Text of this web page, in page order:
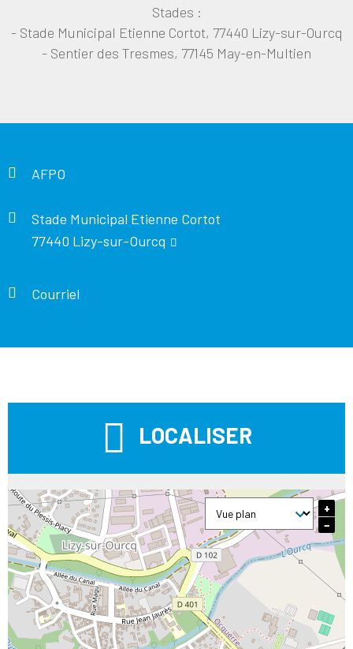
Stades :
- Stade Municipal Etienne Cortot, 77440 Lizy-sur-Ourcq
- Sentier des Tresmes, 77145 May-en-Multien
AFPO
Stade Municipal Etienne Cortot
77440 Lizy-sur-Ourcq
Courriel
LOCALISER
+
−